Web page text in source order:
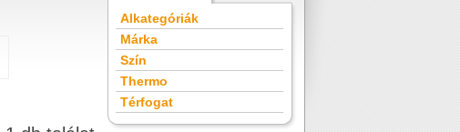
Alkategóriák
Márka
Szín
Thermo
Térfogat